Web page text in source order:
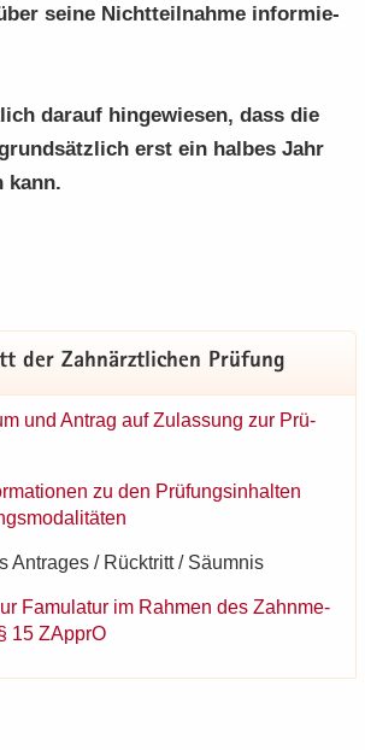
seine Nicht­teil­nah­me in­for­mie­
dar­auf hin­ge­wie­sen, dass die
erst ein hal­bes Jahr
kann.
der Zahn­ärzt­li­chen Prü­fung
und An­trag auf Zu­las­sung zur Prü­
zu den Prü­fungs­in­hal­ten
An­tra­ges / Rück­tritt / Säum­nis
Famu­la­tur im Rah­men des Zahn­me­
15 ZAp­prO